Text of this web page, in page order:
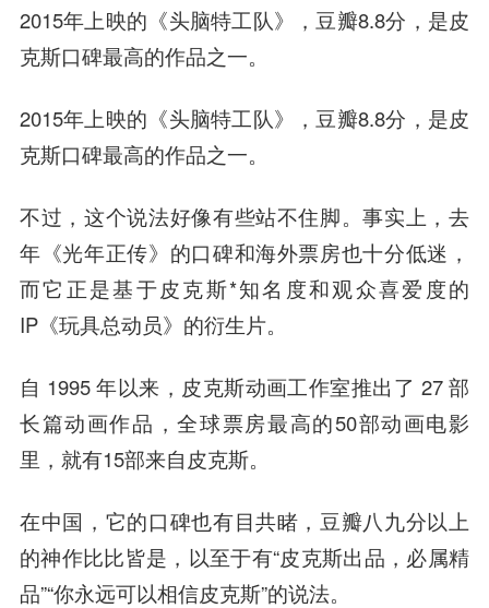
2015年上映的《头脑特工队》，豆瓣8.8分，是皮
克斯口碑最高的作品之一。
2015年上映的《头脑特工队》，豆瓣8.8分，是皮
克斯口碑最高的作品之一。
不过，这个说法好像有些站不住脚。事实上，去
年《光年正传》的口碑和海外票房也十分低迷，
而它正是基于皮克斯*知名度和观众喜爱度的
IP《玩具总动员》的衍生片。
自 1995 年以来，皮克斯动画工作室推出了 27 部
长篇动画作品，全球票房最高的50部动画电影
里，就有15部来自皮克斯。
在中国，它的口碑也有目共睹，豆瓣八九分以上
的神作比比皆是，以至于有“皮克斯出品，必属精
品”“你永远可以相信皮克斯”的说法。